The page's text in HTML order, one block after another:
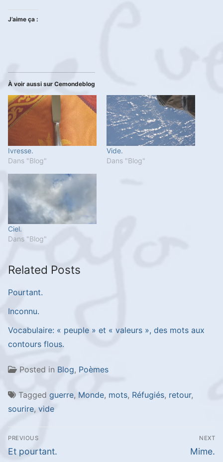
J’aime ça :
À voir aussi sur Cemondeblog
Ivresse.
Dans "Blog"
Vide.
Dans "Blog"
Ciel.
Dans "Blog"
Related Posts
Pourtant.
Inconnu.
Vocabulaire: « peuple » et « valeurs », des mots aux
contours flous.
Posted in Blog, Poèmes
Tagged guerre, Monde, mots, Réfugiés, retour,
sourire, vide
Navigation
de
PREVIOUS
Previous
Et pourtant.
NEXT
Next
Mime.